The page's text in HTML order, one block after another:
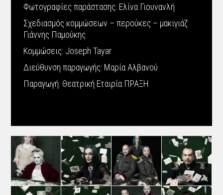
Φωτογραφίες παράστασης: Ελίνα Γιουνανλή
Σχεδιασμός κομμώσεων – περούκες – μακιγιάζ:
Γιάννης Παμούκης
Κομμώσεις: Joseph Tayar
Διεύθυνση παραγωγής: Μαρία Αλβανού
Παραγωγή: Θεατρική Εταιρία ΠΡΑΞΗ